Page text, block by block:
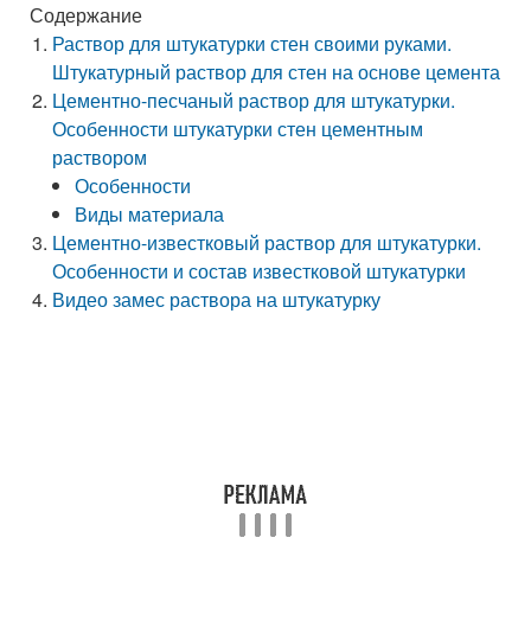
Содержание
Раствор для штукатурки стен своими руками.
Штукатурный раствор для стен на основе цемента
Цементно-песчаный раствор для штукатурки.
Особенности штукатурки стен цементным
раствором
Особенности
Виды материала
Цементно-известковый раствор для штукатурки.
Особенности и состав известковой штукатурки
Видео замес раствора на штукатурку